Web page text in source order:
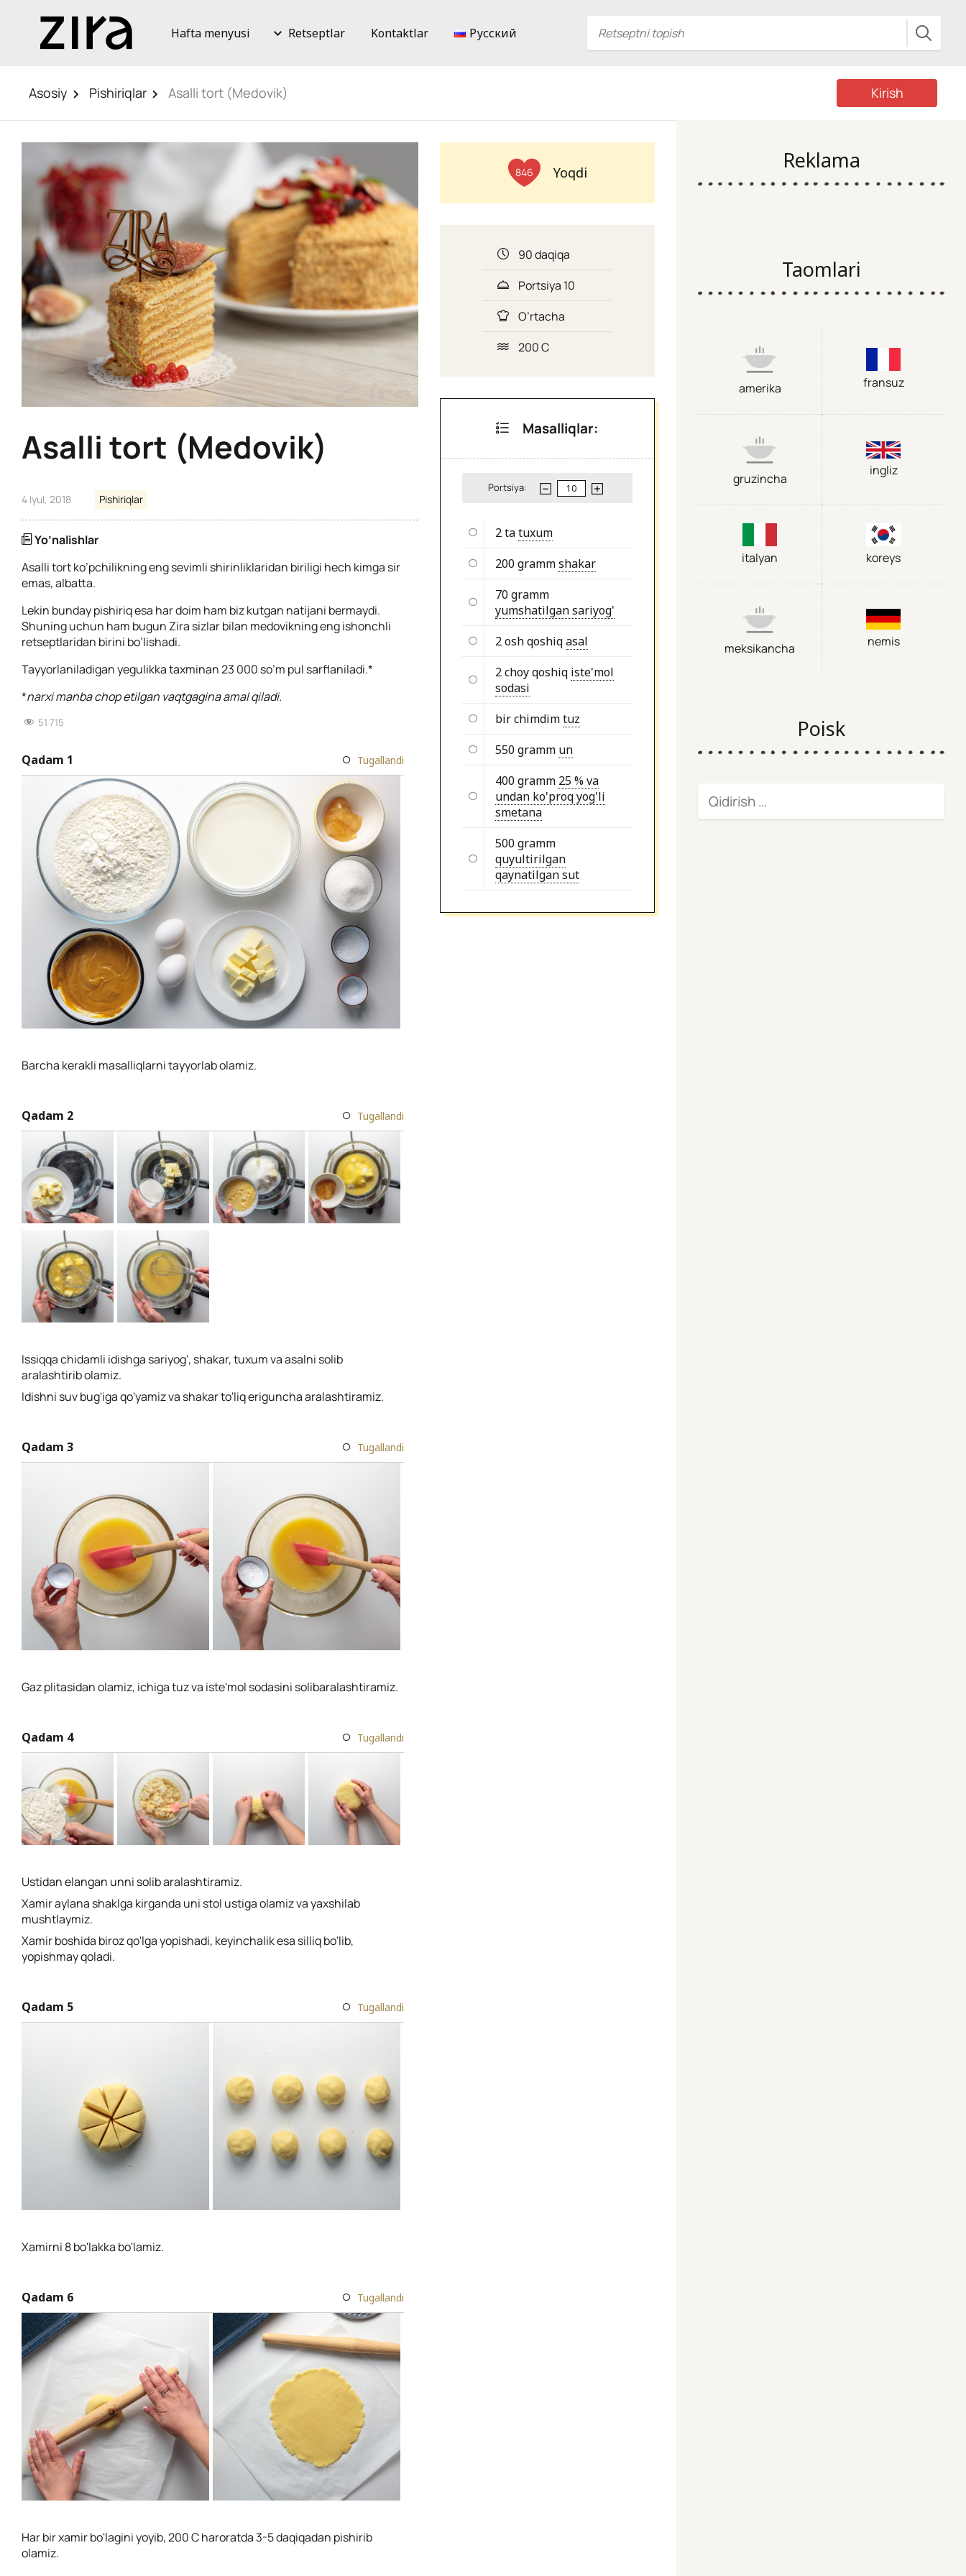
Hafta menyusi Retseptlar Kontaktlar Русский
Asosiy Pishiriqlar Asalli tort (Medovik) Kirish
Asalli tort (Medovik)
4 Iyul, 2018 Pishiriqlar
Yo’nalishlar
Asalli tort ko’pchilikning eng sevimli shirinliklaridan biriligi hech kimga sir
emas, albatta.
Lekin bunday pishiriq esa har doim ham biz kutgan natijani bermaydi.
Shuning uchun ham bugun Zira sizlar bilan medovikning eng ishonchli
retseptlaridan birini bo’lishadi.
Tayyorlaniladigan yegulikka taxminan 23 000 so’m pul sarflaniladi.*
*narxi manba chop etilgan vaqtgagina amal qiladi.
51 715
Qadam 1 Tugallandi
Barcha kerakli masalliqlarni tayyorlab olamiz.
Qadam 2 Tugallandi
Issiqqa chidamli idishga sariyog', shakar, tuxum va asalni solib
aralashtirib olamiz.
Idishni suv bug'iga qo'yamiz va shakar to'liq eriguncha aralashtiramiz.
Qadam 3 Tugallandi
Gaz plitasidan olamiz, ichiga tuz va iste'mol sodasini solibaralashtiramiz.
Qadam 4 Tugallandi
Ustidan elangan unni solib aralashtiramiz.
Xamir aylana shaklga kirganda uni stol ustiga olamiz va yaxshilab
mushtlaymiz.
Xamir boshida biroz qo'lga yopishadi, keyinchalik esa silliq bo'lib,
yopishmay qoladi.
Qadam 5 Tugallandi
Xamirni 8 bo'lakka bo'lamiz.
Qadam 6 Tugallandi
Har bir xamir bo'lagini yoyib, 200 C haroratda 3-5 daqiqadan pishirib
olamiz.
846 Yoqdi
90 daqiqa
Portsiya 10
O’rtacha
200 C
Masalliqlar:
Portsiya:
2 tatuxum
200 grammshakar
70 gramm
yumshatilgan sariyog'
2 osh qoshiqasal
2 choy qoshiq iste'mol
sodasi
bir chimdimtuz
550 gramm un
400 gramm 25 % va
undan ko'proq yog'li
smetana
500 gramm
quyultirilgan
qaynatilgan sut
Reklama
Taomlari
amerika fransuz
gruzincha
ingliz
italyan koreys
meksikancha nemis
Poisk